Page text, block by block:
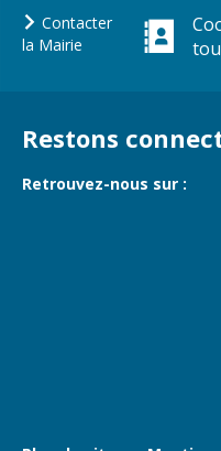
Refuge canin
logement
Économie et
Contacter
la Mairie
Restons
Retrouvez-nous sur :